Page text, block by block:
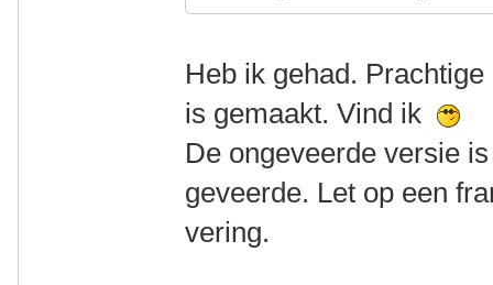
Heb ik gehad.
is gemaakt. Vind ik
De ongeveerde versie
geveerde. Let op een
vering.